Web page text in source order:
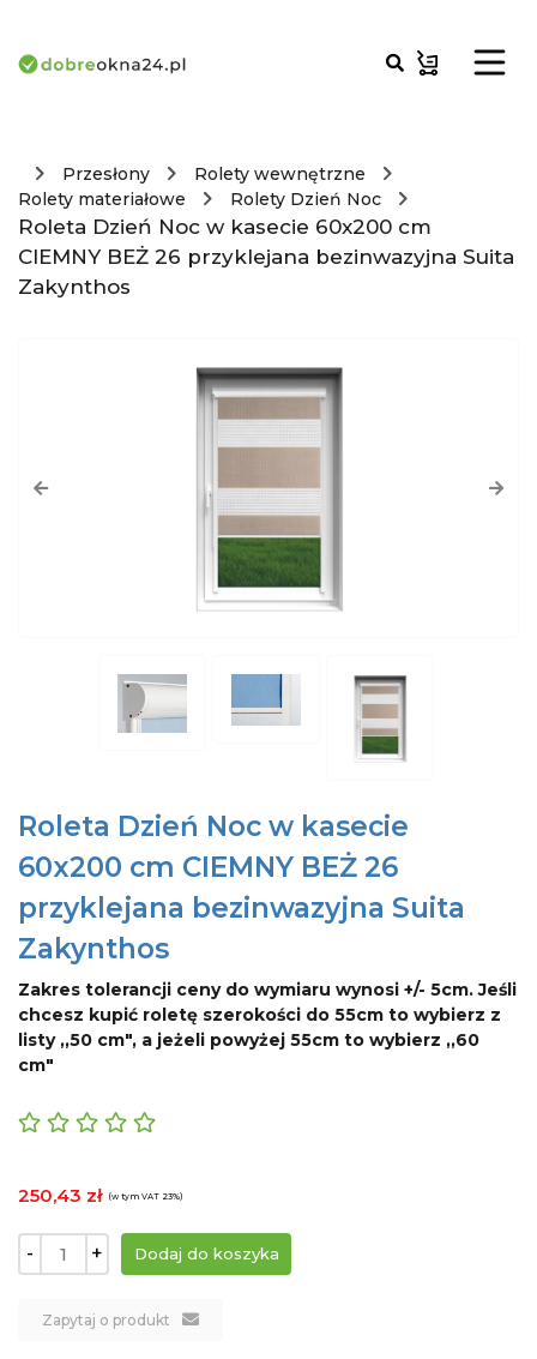
Przesłony
Rolety wewnętrzne
Rolety materiałowe
Rolety Dzień Noc
Roleta Dzień Noc w kasecie 60x200 cm
CIEMNY BEŻ 26 przyklejana bezinwazyjna Suita
Zakynthos
Roleta Dzień Noc w kasecie
60x200 cm CIEMNY BEŻ 26
przyklejana bezinwazyjna Suita
Zakynthos
Zakres tolerancji ceny do wymiaru wynosi +/- 5cm. Jeśli
chcesz kupić roletę szerokości do 55cm to wybierz z
listy ,,50 cm", a jeżeli powyżej 55cm to wybierz ,,60
cm"
250,43 zł (w tym VAT 23%)
- +
Zapytaj o produkt